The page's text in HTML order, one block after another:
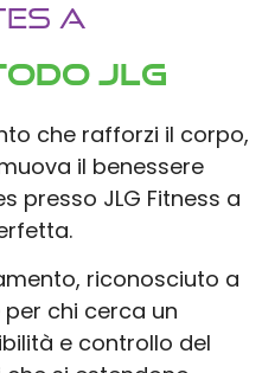
a
JLG
che rafforzi il corpo,
il benessere
presso JLG Fitness a
riconosciuto a
chi cerca un
e controllo del